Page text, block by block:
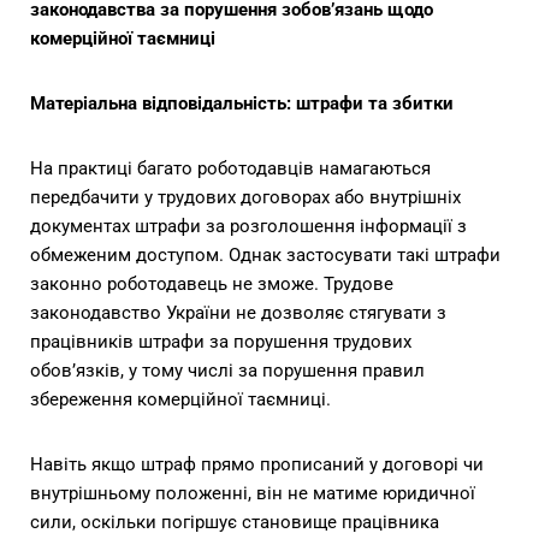
законодавства за порушення зобов’язань щодо
комерційної таємниці
Матеріальна відповідальність: штрафи та збитки
На практиці багато роботодавців намагаються
передбачити у трудових договорах або внутрішніх
документах штрафи за розголошення інформації з
обмеженим доступом. Однак застосувати такі штрафи
законно роботодавець не зможе. Трудове
законодавство України не дозволяє стягувати з
працівників штрафи за порушення трудових
обов’язків, у тому числі за порушення правил
збереження комерційної таємниці.
Навіть якщо штраф прямо прописаний у договорі чи
внутрішньому положенні, він не матиме юридичної
сили, оскільки погіршує становище працівника